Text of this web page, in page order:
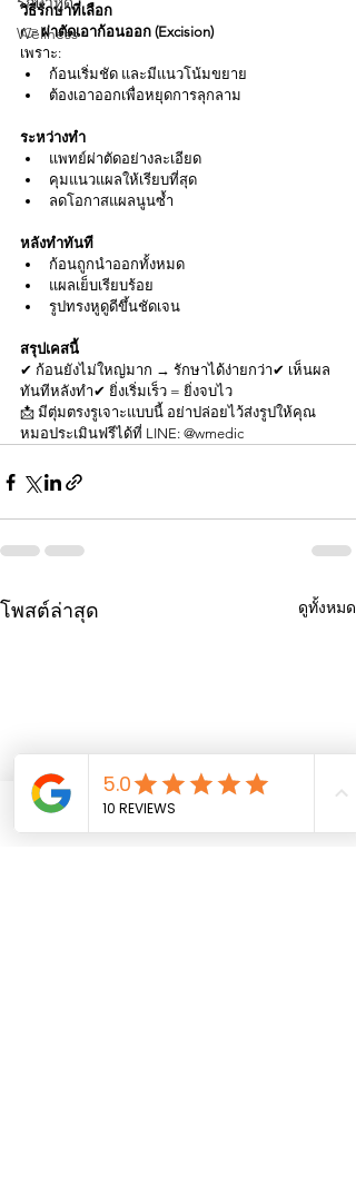
Wellness
วิธีรักษาที่เลือก
👉 ผ่าตัดเอาก้อนออก (Excision)
เพราะ:
ก้อนเริ่มชัด และมีแนวโน้มขยาย
ต้องเอาออกเพื่อหยุดการลุกลาม
ระหว่างทำ
แพทย์ผ่าตัดอย่างละเอียด
คุมแนวแผลให้เรียบที่สุด
ลดโอกาสแผลนูนซ้ำ
หลังทำทันที
ก้อนถูกนำออกทั้งหมด
แผลเย็บเรียบร้อย
รูปทรงหูดูดีขึ้นชัดเจน
สรุปเคสนี้
✔ ก้อนยังไม่ใหญ่มาก → รักษาได้ง่ายกว่า✔ เห็นผล
ทันทีหลังทำ✔ ยิ่งเริ่มเร็ว = ยิ่งจบไว
📩 มีตุ่มตรงรูเจาะแบบนี้ อย่าปล่อยไว้ส่งรูปให้คุณ
หมอประเมินฟรีได้ที่ LINE: @wmedic
โพสต์ล่าสุด ดูทั้งหมด